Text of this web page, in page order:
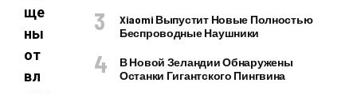
ще
ны
от
вл
Xiaomi Выпустит Новые Полностью
Беспроводные Наушники
В Новой Зеландии Обнаружены
Останки Гигантского Пингвина